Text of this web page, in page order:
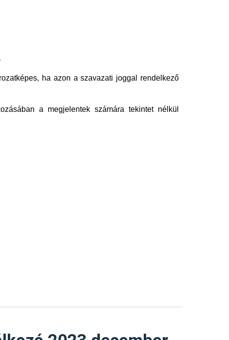
ha azon a szavazati joggal rendelkező
a megjelentek számára tekintet nélkül